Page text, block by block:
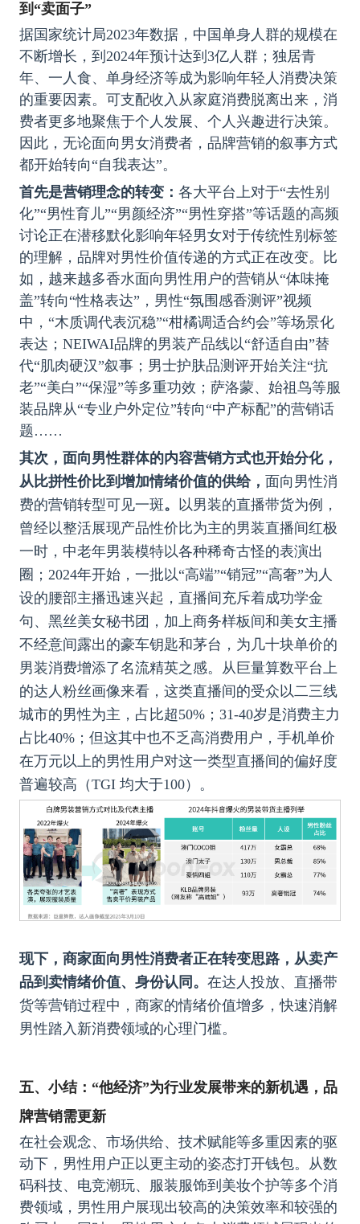
到“卖面子”
据国家统计局2023年数据，中国单身人群的规模在
不断增长，到2024年预计达到3亿人群；独居青
年、一人食、单身经济等成为影响年轻人消费决策
的重要因素。可支配收入从家庭消费脱离出来，消
费者更多地聚焦于个人发展、个人兴趣进行决策。
因此，无论面向男女消费者，品牌营销的叙事方式
都开始转向“自我表达”。
首先是营销理念的转变： 各大平台上对于“去性别
化”“男性育儿”“男颜经济”“男性穿搭”等话题的高频
讨论正在潜移默化影响年轻男女对于传统性别标签
的理解，品牌对男性价值传递的方式正在改变。比
如，越来越多香水面向男性用户的营销从“体味掩
盖”转向“性格表达”，男性“氛围感香测评”视频
中，“木质调代表沉稳”“柑橘调适合约会”等场景化
表达；NEIWAI品牌的男装产品线以“舒适自由”替
代“肌肉硬汉”叙事；男士护肤品测评开始关注“抗
老”“美白”“保湿”等多重功效；萨洛蒙、始祖鸟等服
装品牌从“专业户外定位”转向“中产标配”的营销话
题……
其次，面向男性群体的内容营销方式也开始分化，
从比拼性价比到增加情绪价值的供给， 面向男性消
费的营销转型可见一斑。 以男装的直播带货为例，
曾经以整活展现产品性价比为主的男装直播间红极
一时，中老年男装模特以各种稀奇古怪的表演出
圈；2024年开始，一批以“高端”“销冠”“高奢”为人
设的腰部主播迅速兴起，直播间充斥着成功学金
句、黑丝美女秘书团，加上商务样板间和美女主播
不经意间露出的豪车钥匙和茅台，为几十块单价的
男装消费增添了名流精英之感。从巨量算数平台上
的达人粉丝画像来看，这类直播间的受众以二三线
城市的男性为主，占比超50%；31-40岁是消费主力
占比40%；但这其中也不乏高消费用户，手机单价
在万元以上的男性用户对这一类型直播间的偏好度
普遍较高（TGI 均大于100）。
现下，商家面向男性消费者正在转变思路，从卖产
品到卖情绪价值、身份认同。 在达人投放、直播带
货等营销过程中，商家的情绪价值增多，快速消解
男性踏入新消费领域的心理门槛。
五、 小结：“他经济”为行业发展带来的新机遇，品
牌营销需更新
在社会观念、市场供给、技术赋能等多重因素的驱
动下，男性用户正以更主动的姿态打开钱包。从数
码科技、电竞潮玩、服装服饰到美妆个护等多个消
费领域，男性用户展现出较高的决策效率和较强的